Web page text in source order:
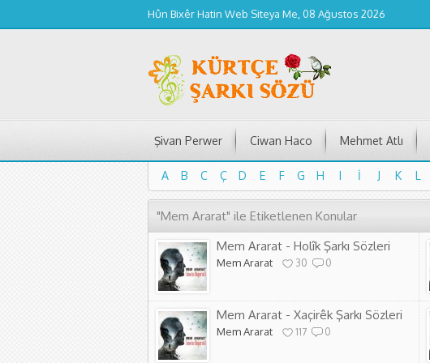
Hûn Bixêr Hatin Web Siteya Me, 08 Ağustos 2026
Şivan Perwer Ciwan Haco Mehmet Atlı
A B C Ç D E F G H I İ J K L
A
B C Ç D E F G H I İ J K L
"Mem Ararat" ile Etiketlenen Konular
Mem Ararat - Holîk Şarkı Sözleri
Mem Ararat 30 0
Mem Ararat - Xaçirêk Şarkı Sözleri
Mem Ararat 117 0